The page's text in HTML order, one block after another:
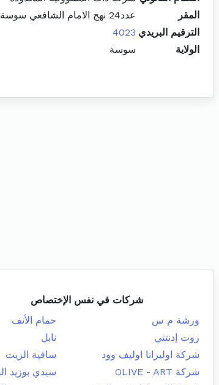
المقر
عدد24 نهج الامام الشافعي سوسة الرياض
الترقيم البريدي 4023
الولاية
سوسة
شركات في نفس الإختصاص
ورشة م س
حمام الأنف
روت إدنتتي
نابل
شركة اوليزانا اوليف وود
ساقية الزيت
شركة OLIVE - ART
سيدي بوزيد